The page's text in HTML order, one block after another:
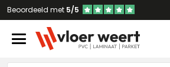
Beoordeeld met 5/5